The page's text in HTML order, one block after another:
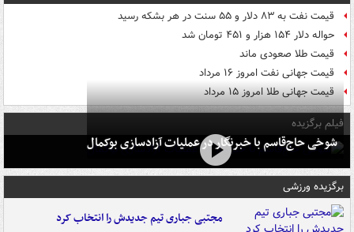
قیمت نفت به ۸۳ دلار و ۵۵ سنت در هر بشکه رسید
حواله دلار ۱۵۴ هزار و ۴۵۱ تومان شد
قیمت طلا صعودی ماند
قیمت جهانی نفت امروز ۱۶ مرداد
قیمت جهانی طلا امروز ۱۵ مرداد
فیلم برگزیده
شوخی حاج‌قاسم با خبرنگار در عملیات آزادسازی بوکمال
برگزیده ورزشی
مجتبی جباری تیم جدیدش را انتخاب کرد